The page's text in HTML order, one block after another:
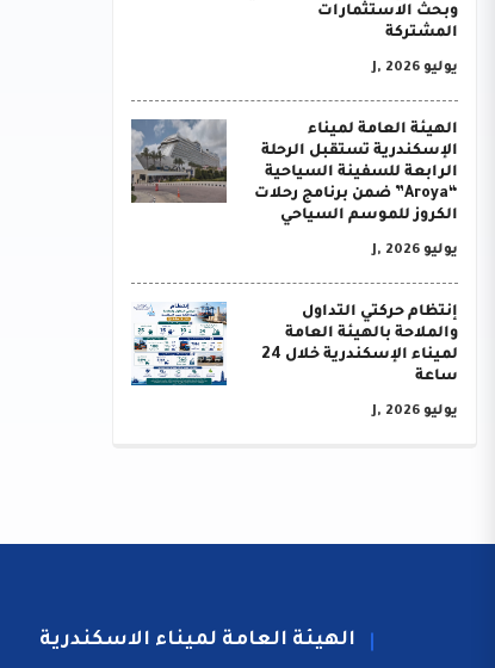
وبحث الاستثمارات
المشتركة
يوليو J, 2026
الهيئة العامة لميناء
الإسكندرية تستقبل الرحلة
الرابعة للسفينة السياحية
“Aroya” ضمن برنامج رحلات
الكروز للموسم السياحي
يوليو J, 2026
إنتظام حركتي التداول
والملاحة بالهيئة العامة
لميناء الإسكندرية خلال 24
ساعة
يوليو J, 2026
الهيئة العامة لميناء الاسكندرية